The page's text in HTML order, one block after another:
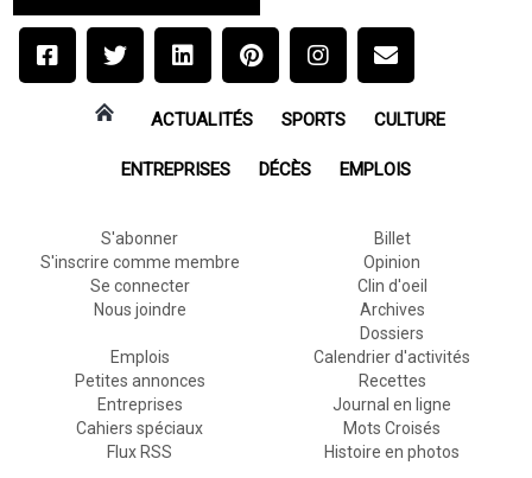
ACTUALITÉS SPORTS CULTURE
ENTREPRISES DÉCÈS EMPLOIS
S'abonner
S'inscrire comme membre
Se connecter
Nous joindre
Billet
Opinion
Clin d'oeil
Archives
Dossiers
Emplois
Petites annonces
Entreprises
Cahiers spéciaux
Flux RSS
Calendrier d'activités
Recettes
Journal en ligne
Mots Croisés
Histoire en photos